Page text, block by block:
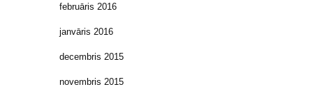
februāris 2016
janvāris 2016
decembris 2015
novembris 2015